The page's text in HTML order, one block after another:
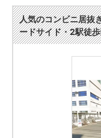
人気のコンビニ居抜
ードサイド・2駅徒